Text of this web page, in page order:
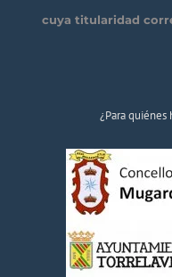
cuya titularidad
¿Para